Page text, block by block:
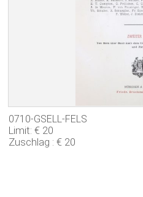
0710-GSELL-FELS
Limit: € 20
Zuschlag : € 20